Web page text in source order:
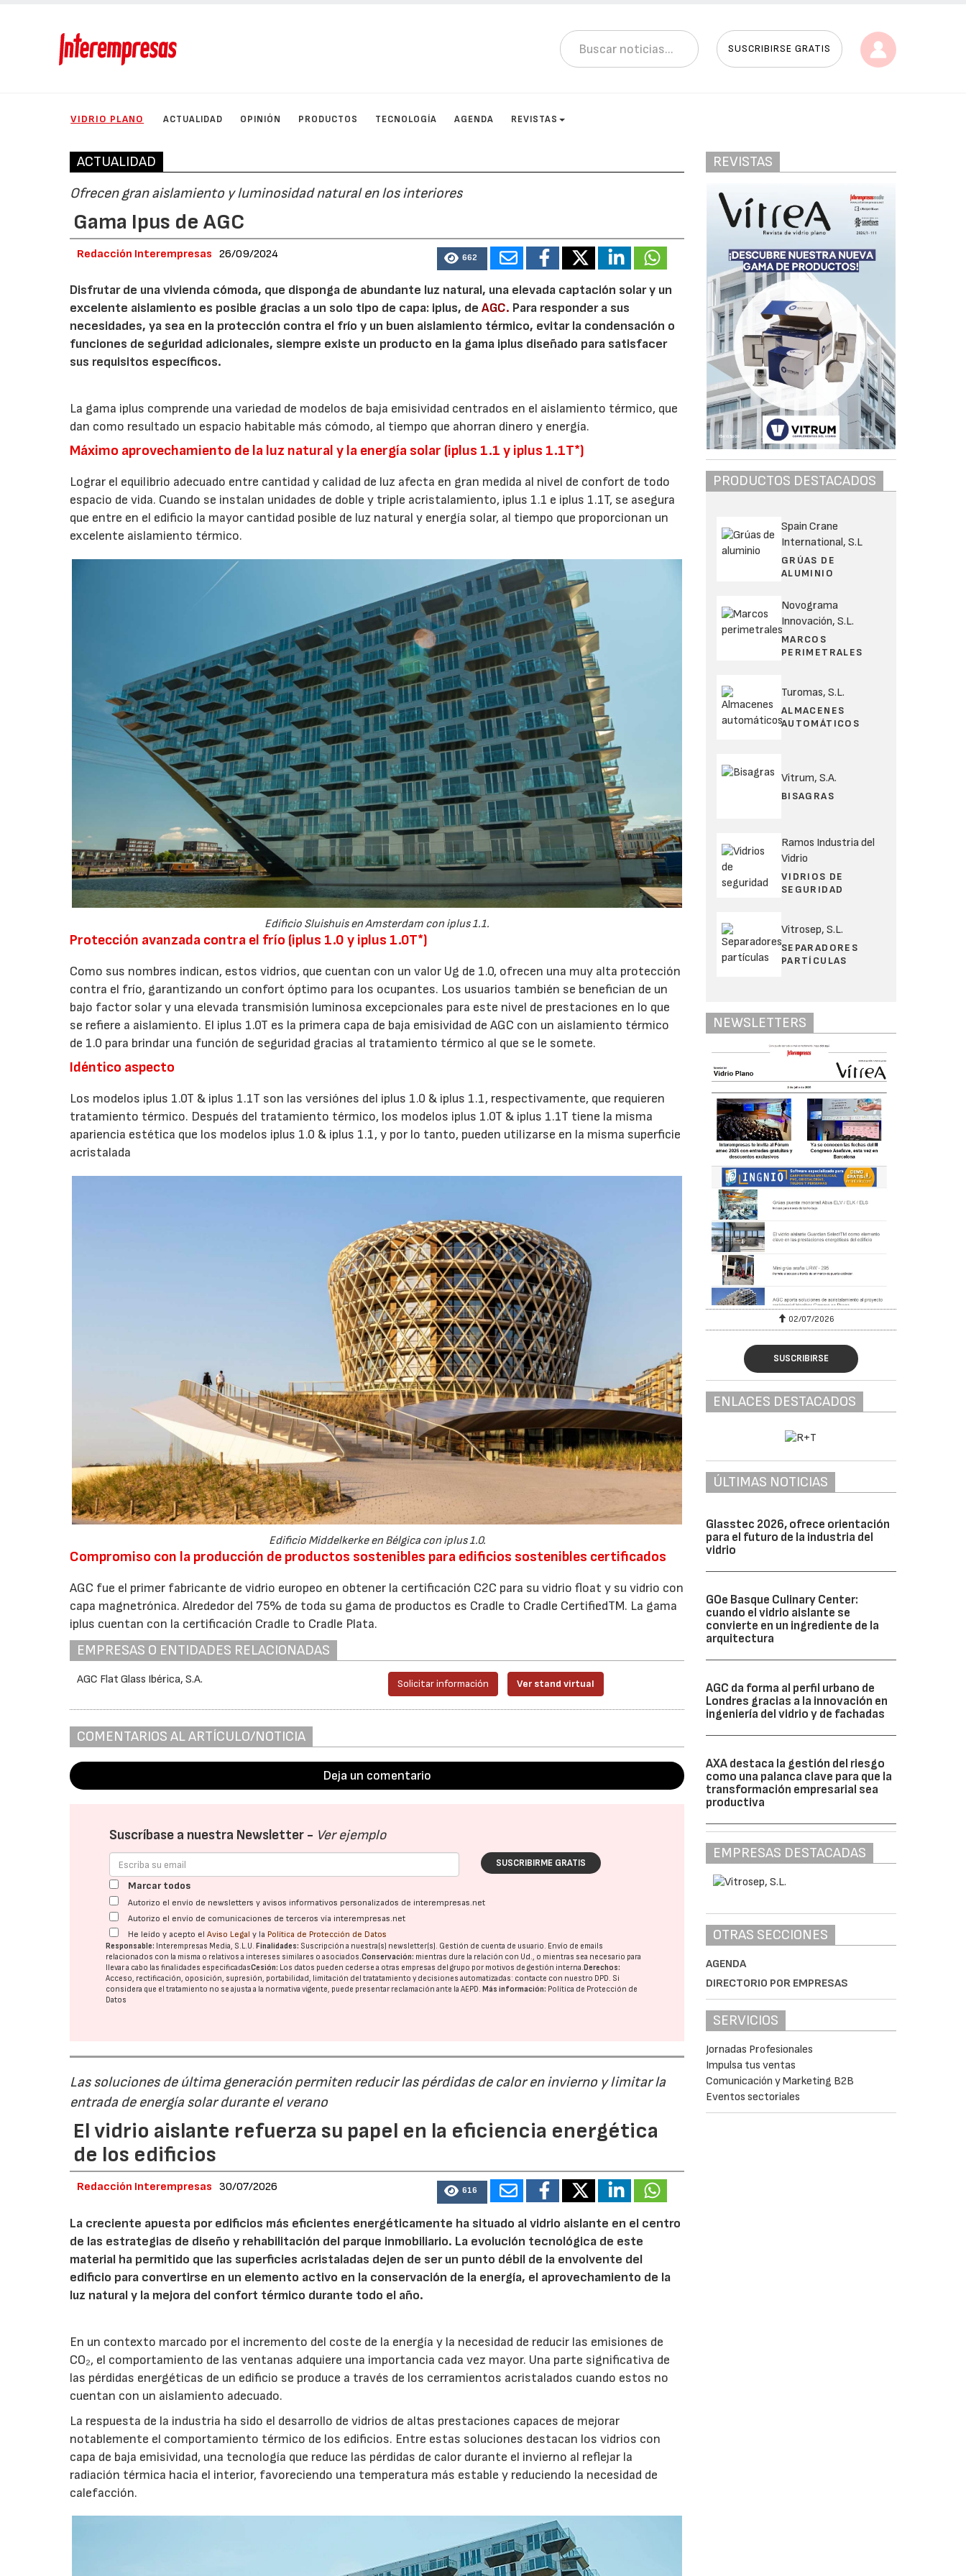
SUSCRIBIRSE GRATIS
VIDRIO PLANO ACTUALIDAD OPINIÓN PRODUCTOS TECNOLOGÍA AGENDA REVISTAS
ACTUALIDAD
Ofrecen gran aislamiento y luminosidad natural en los interiores
Gama Ipus de AGC
Redacción Interempresas 26/09/2024 662
Disfrutar de una vivienda cómoda, que disponga de abundante luz natural, una elevada captación solar y un
excelente aislamiento es posible gracias a un solo tipo de capa: iplus, deAGC. Para responder a sus
necesidades, ya sea en la protección contra el frío y un buen aislamiento térmico, evitar la condensación o
funciones de seguridad adicionales, siempre existe un producto en la gama iplus diseñado para satisfacer
sus requisitos específicos.
La gama iplus comprende una variedad de modelos de baja emisividad centrados en el aislamiento térmico, que
dan como resultado un espacio habitable más cómodo, al tiempo que ahorran dinero y energía.
Máximo aprovechamiento de la luz natural y la energía solar (iplus 1.1 y iplus 1.1T*)
Lograr el equilibrio adecuado entre cantidad y calidad de luz afecta en gran medida al nivel de confort de todo
espacio de vida. Cuando se instalan unidades de doble y triple acristalamiento, iplus 1.1 e iplus 1.1T, se asegura
que entre en el edificio la mayor cantidad posible de luz natural y energía solar, al tiempo que proporcionan un
excelente aislamiento térmico.
Edificio Sluishuis en Amsterdam con iplus 1.1.
Protección avanzada contra el frío (iplus 1.0 y iplus 1.0T*)
Como sus nombres indican, estos vidrios, que cuentan con un valor Ug de 1.0, ofrecen una muy alta protección
contra el frío, garantizando un confort óptimo para los ocupantes. Los usuarios también se benefician de un
bajo factor solar y una elevada transmisión luminosa excepcionales para este nivel de prestaciones en lo que
se refiere a aislamiento. El iplus 1.0T es la primera capa de baja emisividad de AGC con un aislamiento térmico
de 1.0 para brindar una función de seguridad gracias al tratamiento térmico al que se le somete.
Idéntico aspecto
Los modelos iplus 1.0T & iplus 1.1T son las versiónes del iplus 1.0 & iplus 1.1, respectivamente, que requieren
tratamiento térmico. Después del tratamiento térmico, los modelos iplus 1.0T & iplus 1.1T tiene la misma
apariencia estética que los modelos iplus 1.0 & iplus 1.1, y por lo tanto, pueden utilizarse en la misma superficie
acristalada
Edificio Middelkerke en Bélgica con iplus 1.0.
Compromiso con la producción de productos sostenibles para edificios sostenibles certificados
AGC fue el primer fabricante de vidrio europeo en obtener la certificación C2C para su vidrio float y su vidrio con
capa magnetrónica. Alrededor del 75% de toda su gama de productos es Cradle to Cradle CertifiedTM. La gama
iplus cuentan con la certificación Cradle to Cradle Plata.
EMPRESAS O ENTIDADES RELACIONADAS
AGC Flat Glass Ibérica, S.A. Solicitar información Ver stand virtual
COMENTARIOS AL ARTÍCULO/NOTICIA
Deja un comentario
Suscríbase a nuestra Newsletter - Ver ejemplo
SUSCRIBIRME GRATIS
Marcar todos
Autorizo el envío de newsletters y avisos informativos personalizados de interempresas.net
Autorizo el envío de comunicaciones de terceros vía interempresas.net
He leído y acepto elAviso Legal y la Política de Protección de Datos
Responsable: Interempresas Media, S.L.U. Finalidades: Suscripción a nuestra(s) newsletter(s). Gestión de cuenta de usuario. Envío de emails
relacionados con la misma o relativos a intereses similares o asociados.Conservación: mientras dure la relación con Ud., o mientras sea necesario para
llevar a cabo las finalidades especificadasCesión: Los datos pueden cederse a otras empresas del grupo por motivos de gestión interna. Derechos:
Acceso, rectificación, oposición, supresión, portabilidad, limitación del tratatamiento y decisiones automatizadas: contacte con nuestro DPD. Si
considera que el tratamiento no se ajusta a la normativa vigente, puede presentar reclamación ante laAEPD. Más información: Política de Protección de
Datos
Las soluciones de última generación permiten reducir las pérdidas de calor en invierno y limitar la
entrada de energía solar durante el verano
El vidrio aislante refuerza su papel en la eficiencia energética
de los edificios
Redacción Interempresas 30/07/2026 616
La creciente apuesta por edificios más eficientes energéticamente ha situado al vidrio aislante en el centro
de las estrategias de diseño y rehabilitación del parque inmobiliario. La evolución tecnológica de este
material ha permitido que las superficies acristaladas dejen de ser un punto débil de la envolvente del
edificio para convertirse en un elemento activo en la conservación de la energía, el aprovechamiento de la
luz natural y la mejora del confort térmico durante todo el año.
En un contexto marcado por el incremento del coste de la energía y la necesidad de reducir las emisiones de
CO₂, el comportamiento de las ventanas adquiere una importancia cada vez mayor. Una parte significativa de
las pérdidas energéticas de un edificio se produce a través de los cerramientos acristalados cuando estos no
cuentan con un aislamiento adecuado.
La respuesta de la industria ha sido el desarrollo de vidrios de altas prestaciones capaces de mejorar
notablemente el comportamiento térmico de los edificios. Entre estas soluciones destacan los vidrios con
capa de baja emisividad, una tecnología que reduce las pérdidas de calor durante el invierno al reflejar la
radiación térmica hacia el interior, favoreciendo una temperatura más estable y reduciendo la necesidad de
calefacción.
REVISTAS
PRODUCTOS DESTACADOS
Spain Crane
International, S.L
GRÚAS DE
ALUMINIO
Novograma
Innovación, S.L.
MARCOS
PERIMETRALES
Turomas, S.L.
ALMACENES
AUTOMÁTICOS
Vitrum, S.A.
BISAGRAS
Ramos Industria del
Vidrio
VIDRIOS DE
SEGURIDAD
Vitrosep, S.L.
SEPARADORES
PARTÍCULAS
NEWSLETTERS
02/07/2026 02/07/2026
SUSCRIBIRSE
ENLACES DESTACADOS
ÚLTIMAS NOTICIAS
Glasstec 2026, ofrece orientación
para el futuro de la industria del
vidrio
GOe Basque Culinary Center:
cuando el vidrio aislante se
convierte en un ingrediente de la
arquitectura
AGC da forma al perfil urbano de
Londres gracias a la innovación en
ingeniería del vidrio y de fachadas
AXA destaca la gestión del riesgo
como una palanca clave para que la
transformación empresarial sea
productiva
EMPRESAS DESTACADAS
OTRAS SECCIONES
AGENDA
DIRECTORIO POR EMPRESAS
SERVICIOS
Jornadas Profesionales
Impulsa tus ventas
Comunicación y Marketing B2B
Eventos sectoriales